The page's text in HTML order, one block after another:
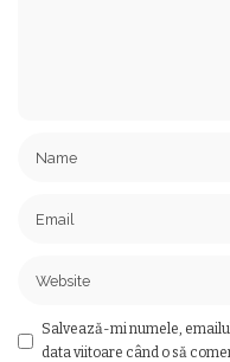
Salvează-mi numele,
data viitoare când o să